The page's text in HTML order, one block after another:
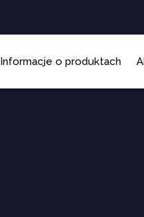
Informacje o produktach